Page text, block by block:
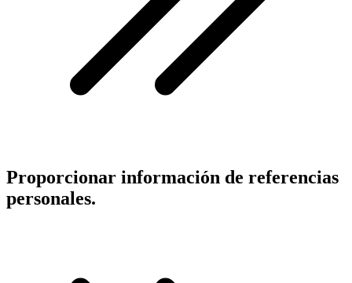
Proporcionar información de referencias
personales.